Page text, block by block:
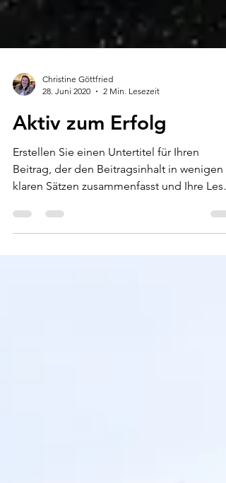
28. Juni 2020
2 Min. Lesezeit
Aktiv zum Erfolg
Erstellen Sie einen Untertitel für Ihren
klaren Sätzen zusammenfasst und Ihre Leser
dazu...